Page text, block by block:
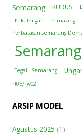
Semarang
KUDUS
Pekalongan
Pemalang
Perbatasan semarang
Semarang
Tegal - Semarang
rt05/rw02
ARSIP MODEL
Agustus 2025 (1)